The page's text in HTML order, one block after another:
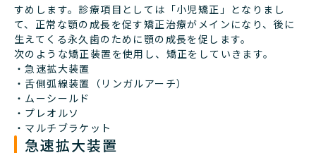
すめします。診療項目としては「小児矯正」となりまし
て、正常な顎の成長を促す矯正治療がメインになり、後に
生えてくる永久歯のために顎の成長を促します。
次のような矯正装置を使用し、矯正をしていきます。
・急速拡大装置
・舌側弧線装置（リンガルアーチ）
・ムーシールド
・プレオルソ
・マルチブラケット
急速拡大装置